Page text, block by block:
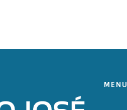
MENU